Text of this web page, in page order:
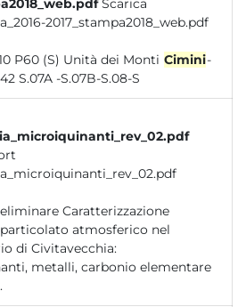
Scarica
2017_stampa2018_web.pdf
Severa DQ 110 P60 (S) Unità dei Monti Cimini-
S.07A -S.07B-S.08-S
di Civitavecchia:
metalli, carbonio elementare
...